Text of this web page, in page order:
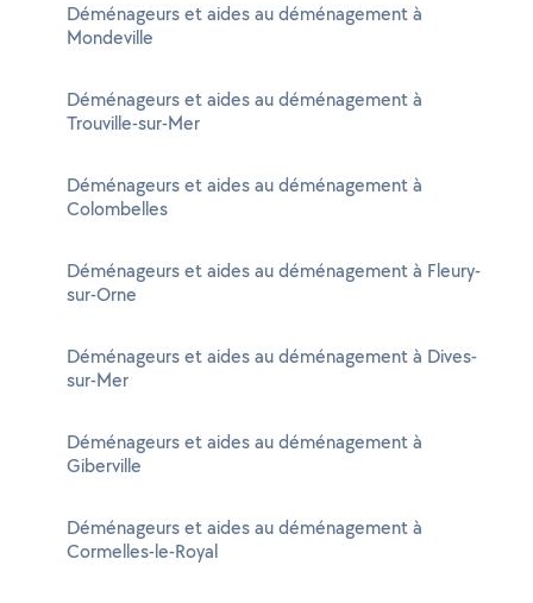
Déménageurs et aides au déménagement à
Mondeville
Déménageurs et aides au déménagement à
Trouville-sur-Mer
Déménageurs et aides au déménagement à
Colombelles
Déménageurs et aides au déménagement à Fleury-
sur-Orne
Déménageurs et aides au déménagement à Dives-
sur-Mer
Déménageurs et aides au déménagement à
Giberville
Déménageurs et aides au déménagement à
Cormelles-le-Royal